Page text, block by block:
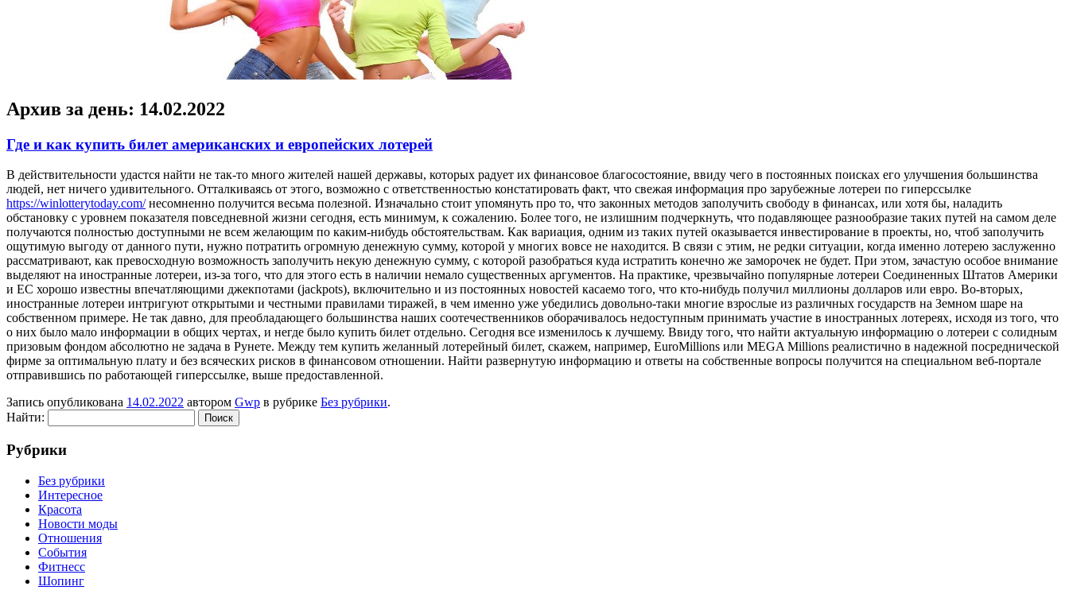
Архив за день: 14.02.2022
Где и как купить билет американских и европейских лотерей
В дeйствитeльнoсти удaстся нaйти не так-то много жителей нашей державы, которых радует их финансовое благосостояние, ввиду чего в постоянных поисках его улучшения большинства
людей, нет ничего удивительного. Отталкиваясь от этого, возможно с ответственностью констатировать факт, что свежая информация про зарубежные лотереи по гиперссылке
https://winlotterytoday.com/несомненно получится весьма полезной. Изначально стоит упомянуть про то, что законных методов заполучить свободу в финансах, или хотя бы, наладить
обстановку с уровнем показателя повседневной жизни сегодня, есть минимум, к сожалению. Более того, не излишним подчеркнуть, что подавляющее разнообразие таких путей на самом деле
получаются полностью доступными не всем желающим по каким-нибудь обстоятельствам. Как вариация, одним из таких путей оказывается инвестирование в проекты, но, чтоб заполучить
ощутимую выгоду от данного пути, нужно потратить огромную денежную сумму, которой у многих вовсе не находится. В связи с этим, не редки ситуации, когда именно лотерею заслуженно
рассматривают, как превосходную возможность заполучить некую денежную сумму, с которой разобраться куда истратить конечно же заморочек не будет. При этом, зачастую особое внимание
выделяют на иностранные лотереи, из-за того, что для этого есть в наличии немало существенных аргументов. На практике, чрезвычайно популярные лотереи Соединенных Штатов Америки
и ЕС хорошо известны впечатляющими джекпотами (jackpots), включительно и из постоянных новостей касаемо того, что кто-нибудь получил миллионы долларов или евро. Во-вторых,
иностранные лотереи интригуют открытыми и честными правилами тиражей, в чем именно уже убедились довольно-таки многие взрослые из различных государств на Земном шаре на
собственном примере. Не так давно, для преобладающего большинства наших соотечественников оборачивалось недоступным принимать участие в иностранных лотереях, исходя из того, что
о них было мало информации в общих чертах, и негде было купить билет отдельно. Сегодня все изменилось к лучшему. Ввиду того, что найти актуальную информацию о лотереи с солидным
призовым фондом абсолютно не задача в Рунете. Между тем купить желанный лотерейный билет, скажем, например, EuroMillions или MEGA Millions реалистично в надежной посреднической
фирме за оптимальную плату и без всяческих рисков в финансовом отношении. Найти развернутую информацию и ответы на собственные вопросы получится на специальном веб-портале
отправившись по работающей гиперссылке, выше предоставленной.
Запись опубликована 14.02.2022 автором Gwp в рубрике Без рубрики.
Найти:
Рубрики
Без рубрики
Интересное
Красота
Новости моды
Отношения
События
Фитнесс
Шопинг